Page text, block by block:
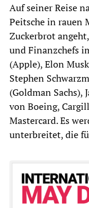
Auf seiner Reise
Peitsche in rauen
Zuckerbrot
und Finanzchefs
(Apple), Elon
Stephen
(Goldman Sachs),
von Boeing,
Mastercard. Es
unterbreitet, die